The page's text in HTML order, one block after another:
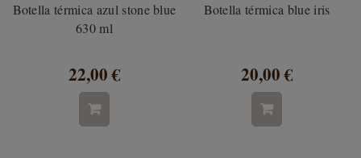
Botella térmica azul stone blue
630 ml
22,00 €
Botella térmica blue iris
20,00 €